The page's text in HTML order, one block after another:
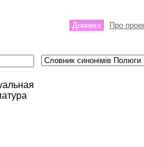
Домівка Про